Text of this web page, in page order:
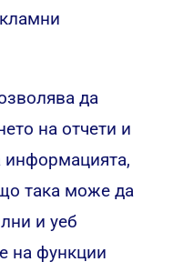
да
на отчети и
информацията,
така може да
и уеб
на функции